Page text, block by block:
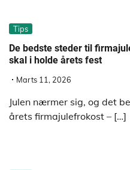
Tips
De bedste steder til
skal i holde årets fest
Marts 11, 2026
Julen nærmer sig, og det
årets firmajulefrokost – […]